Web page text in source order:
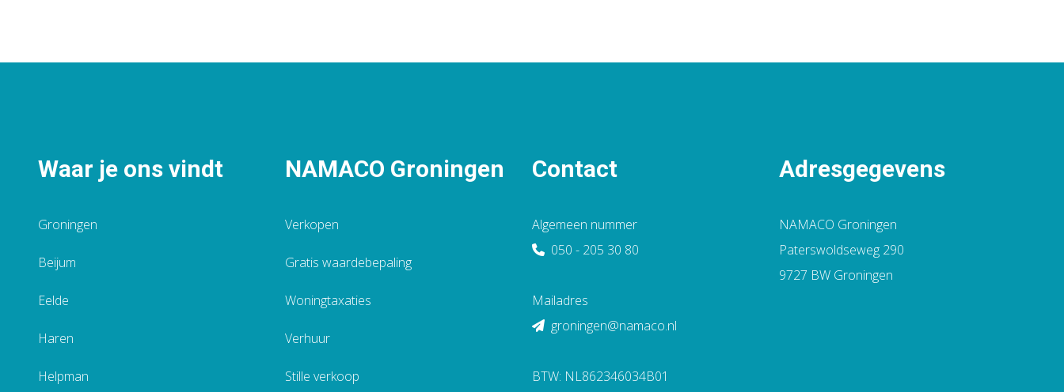
Waar je ons vindt
Groningen
Beijum
Eelde
Haren
Helpman
NAMACO Groningen
Verkopen
Gratis waardebepaling
Woningtaxaties
Verhuur
Stille verkoop
Contact
Algemeen nummer
050 - 205 30 80
Mailadres
groningen@namaco.nl
BTW: NL862346034B01
Adresgegevens
NAMACO Groningen
Paterswoldseweg 290
9727 BW Groningen